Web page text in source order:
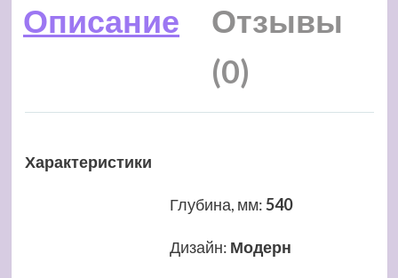
Описание
Отзывы
(0)
Характеристики
Глубина, мм:540
Дизайн: Модерн